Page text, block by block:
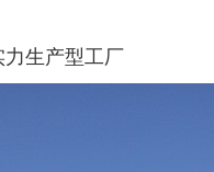
生产型工厂